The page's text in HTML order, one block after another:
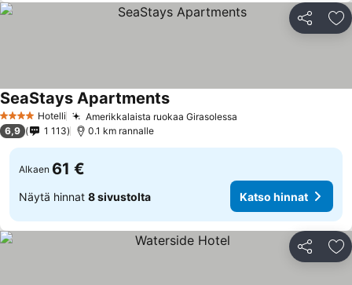
Jaa
4 Tähtiluokitus
Hotelli Amerikkalaista ruokaa Girasolessa
SeaStays ApartmentsKatso hinnat
6,9 1 113 0.1 km rannalle
Alkaen 61 €
Näytä hinnat 8 sivustolta Katso hinnat
Jaa